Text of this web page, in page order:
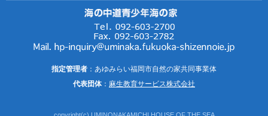
指定管理者 ：あゆみらい福岡市自然の家共同事業体
代表団体： 麻生教育サービス株式会社